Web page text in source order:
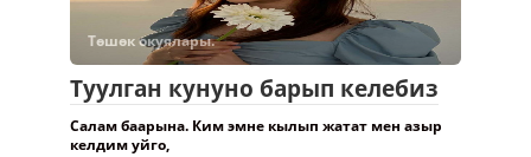
Төшөк окуялары.
Туулган кунуно барып келебиз
Салам баарына. Ким эмне кылып жатат мен азыр
келдим уйго,